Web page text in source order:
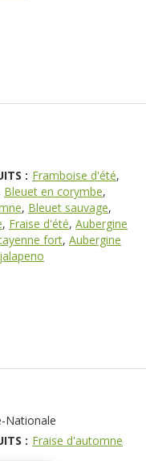
: Framboise d'été,
Bleuet en corymbe,
, Bleuet sauvage,
, Fraise d'été, Aubergine
fort, Aubergine
Nationale
: Fraise d'automne